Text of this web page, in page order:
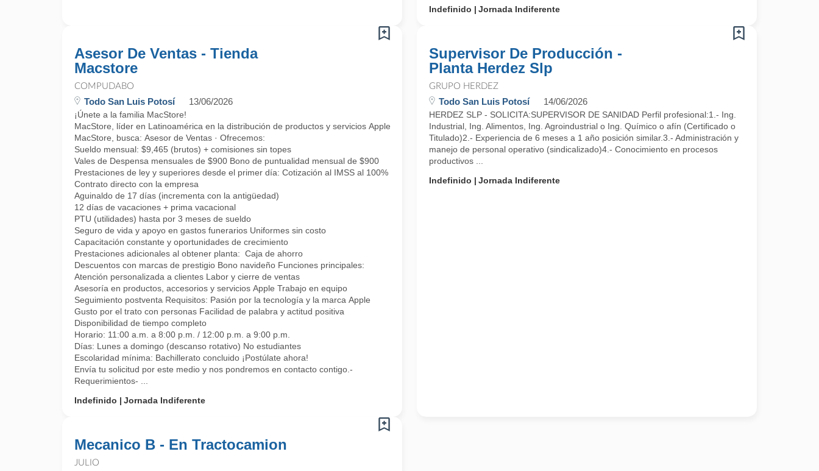
Indefinido
Jornada Indiferente
Asesor De Ventas - Tienda
Macstore
COMPUDABO
Todo San Luis Potosí 13/06/2026
¡Únete a la familia MacStore!
MacStore, líder en Latinoamérica en la distribución de productos y servicios Apple (Apple Premium Reseller APR), te invita a formar parte del mejor equipo de trabajo.
MacStore, busca: Asesor de Ventas · Ofrecemos:
Sueldo mensual: $9,465 (brutos) + comisiones sin topes
Vales de Despensa mensuales de $900 Bono de puntualidad mensual de $900
Prestaciones de ley y superiores desde el primer día: Cotización al IMSS al 100%
Contrato directo con la empresa
Aguinaldo de 17 días (incrementa con la antigüedad)
12 días de vacaciones + prima vacacional
PTU (utilidades) hasta por 3 meses de sueldo
Seguro de vida y apoyo en gastos funerarios Uniformes sin costo
Capacitación constante y oportunidades de crecimiento
Prestaciones adicionales al obtener planta: Caja de ahorro
Descuentos con marcas de prestigio Bono navideño Funciones principales:
Atención personalizada a clientes Labor y cierre de ventas
Asesoría en productos, accesorios y servicios Apple Trabajo en equipo
Seguimiento postventa Requisitos: Pasión por la tecnología y la marca Apple
Gusto por el trato con personas Facilidad de palabra y actitud positiva
Disponibilidad de tiempo completo
Horario: 11:00 a.m. a 8:00 p.m. / 12:00 p.m. a 9:00 p.m.
Días: Lunes a domingo (descanso rotativo) No estudiantes
Escolaridad mínima: Bachillerato concluido ¡Postúlate ahora!
Envía tu solicitud por este medio y nos pondremos en contacto contigo.-
Requerimientos- ...
Indefinido
Jornada Indiferente
Supervisor De Producción -
Planta Herdez Slp
GRUPO HERDEZ
Todo San Luis Potosí 14/06/2026
HERDEZ SLP - SOLICITA:SUPERVISOR DE SANIDAD Perfil profesional:1.- Ing.
Industrial, Ing. Alimentos, Ing. Agroindustrial o Ing. Químico o afín (Certificado o
Titulado)2.- Experiencia de 6 meses a 1 año posición similar.3.- Administración y
manejo de personal operativo (sindicalizado)4.- Conocimiento en procesos
productivos ...
Indefinido
Jornada Indiferente
Mecanico B - En Tractocamion
JULIO